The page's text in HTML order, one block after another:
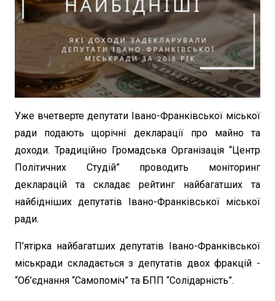
Уже вчетверте депутати Івано-Франківської міської
ради подають щорічні декларації про майно та
доходи. Традиційно Громадська Організація “Центр
Політичних Студій” проводить моніторинг
декларацій та складає рейтинг найбагатших та
найбідніших депутатів Івано-Франківської міської
ради.
П’ятірка найбагатших депутатів Івано-Франківської
міськради складається з депутатів двох фракцій -
“Об’єднання “Самопоміч” та БПП “Солідарність”.